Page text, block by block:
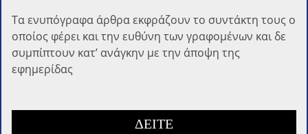
Τα ενυπόγραφα άρθρα εκφράζουν το συντάκτη τους ο
οποίος φέρει και την ευθύνη των γραφομένων και δε
συμπίπτουν κατ’ ανάγκην με την άποψη της
εφημερίδας
ΔΕΙΤΕ